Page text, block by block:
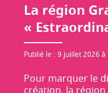
La région
«
Publié le : 9 juillet 2026 à
Pour marquer le